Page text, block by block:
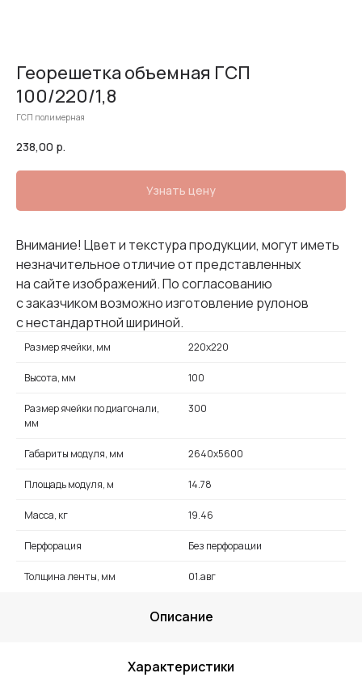
Георешетка объемная ГСП
100/220/1,8
ГСП полимерная
238,00 р.
Узнать цену
Внимание! Цвет и текстура продукции, могут иметь
незначительное отличие от представленных
на сайте изображений. По согласованию
с заказчиком возможно изготовление рулонов
с нестандартной шириной.
Размер ячейки, мм 220х220
Высота, мм 100
Размер ячейки по диагонали,
мм
300
Габариты модуля, мм 2640х5600
Площадь модуля, м 14.78
Масса, кг 19.46
Перфорация Без перфорации
Толщина ленты, мм 01.авг
Описание
Характеристики